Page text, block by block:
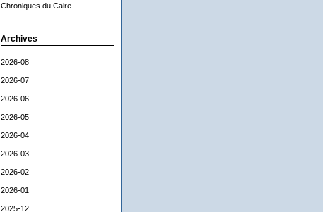
Chroniques du Caire
Archives
2026-08
2026-07
2026-06
2026-05
2026-04
2026-03
2026-02
2026-01
2025-12